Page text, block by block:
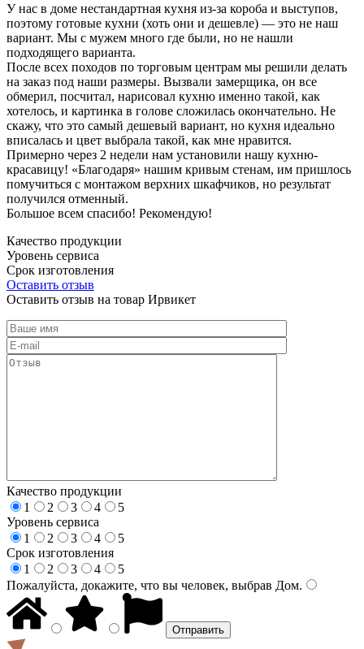
У нас в доме нестандартная кухня из-за короба и выступов,
поэтому готовые кухни (хоть они и дешевле) — это не наш
вариант. Мы с мужем много где были, но не нашли
подходящего варианта.
После всех походов по торговым центрам мы решили делать
на заказ под наши размеры. Вызвали замерщика, он все
обмерил, посчитал, нарисовал кухню именно такой, как
хотелось, и картинка в голове сложилась окончательно. Не
скажу, что это самый дешевый вариант, но кухня идеально
вписалась и цвет выбрала такой, как мне нравится.
Примерно через 2 недели нам установили нашу кухню-
красавицу! «Благодаря» нашим кривым стенам, им пришлось
помучиться с монтажом верхних шкафчиков, но результат
получился отменный.
Большое всем спасибо! Рекомендую!
Качество продукции
Уровень сервиса
Срок изготовления
Оставить отзыв
Оставить отзыв на товар Ирвикет
Качество продукции
1
2 3 4
5
Уровень сервиса
1
2 3 4
5
Срок изготовления
1
2 3 4
5
Пожалуйста, докажите, что вы человек, выбрав Дом.